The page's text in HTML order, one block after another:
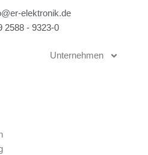
elektronik.de
2588 - 9323-0
Unternehmen